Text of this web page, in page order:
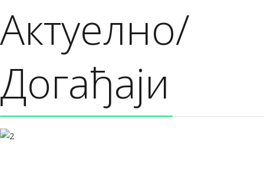
Актуелно/
Догађаји